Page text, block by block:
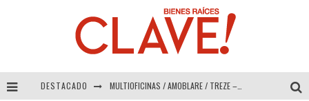
DESTACADO MULTIOFICINAS / AMOBLARE / TREZE – Especial Interiorismo & Decoración 2026